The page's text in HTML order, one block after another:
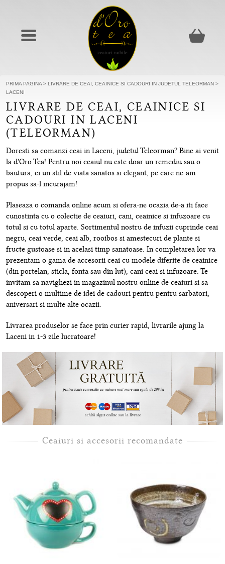
PRIMA PAGINA > LIVRARE DE CEAI, CEAINICE SI CADOURI IN JUDETUL TELEORMAN >
LACENI
LIVRARE DE CEAI, CEAINICE SI
CADOURI IN LACENI
(TELEORMAN)
Doresti sa comanzi ceai in Laceni, judetul Teleorman? Bine ai venit
la d'Oro Tea! Pentru noi ceaiul nu este doar un remediu sau o
bautura, ci un stil de viata sanatos si elegant, pe care ne-am
propus sa-l incurajam!
Plaseaza o comanda online acum si ofera-ne ocazia de-a iti face
cunostinta cu o colectie de ceaiuri, cani, ceainice si infuzoare cu
totul si cu totul aparte. Sortimentul nostru de infuzii cuprinde ceai
negru, ceai verde, ceai alb, rooibos si amestecuri de plante si
fructe gustoase si in acelasi timp sanatoase. In completarea lor va
prezentam o gama de accesorii ceai cu modele diferite de ceainice
(din portelan, sticla, fonta sau din lut), cani ceai si infuzoare. Te
invitam sa navighezi in magazinul nostru online de ceaiuri si sa
descoperi o multime de idei de cadouri pentru pentru sarbatori,
aniversari si multe alte ocazii.
Livrarea produselor se face prin curier rapid, livrarile ajung la
Laceni in 1-3 zile lucratoare!
Ceaiuri si accesorii recomandate